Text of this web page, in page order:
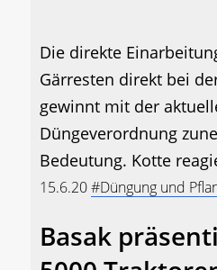
Die direkte
Gärresten direkt bei
gewinnt mit der
Düngeverordnung
Bedeutung. Kotte
15.6.20#Düngung und
Basak